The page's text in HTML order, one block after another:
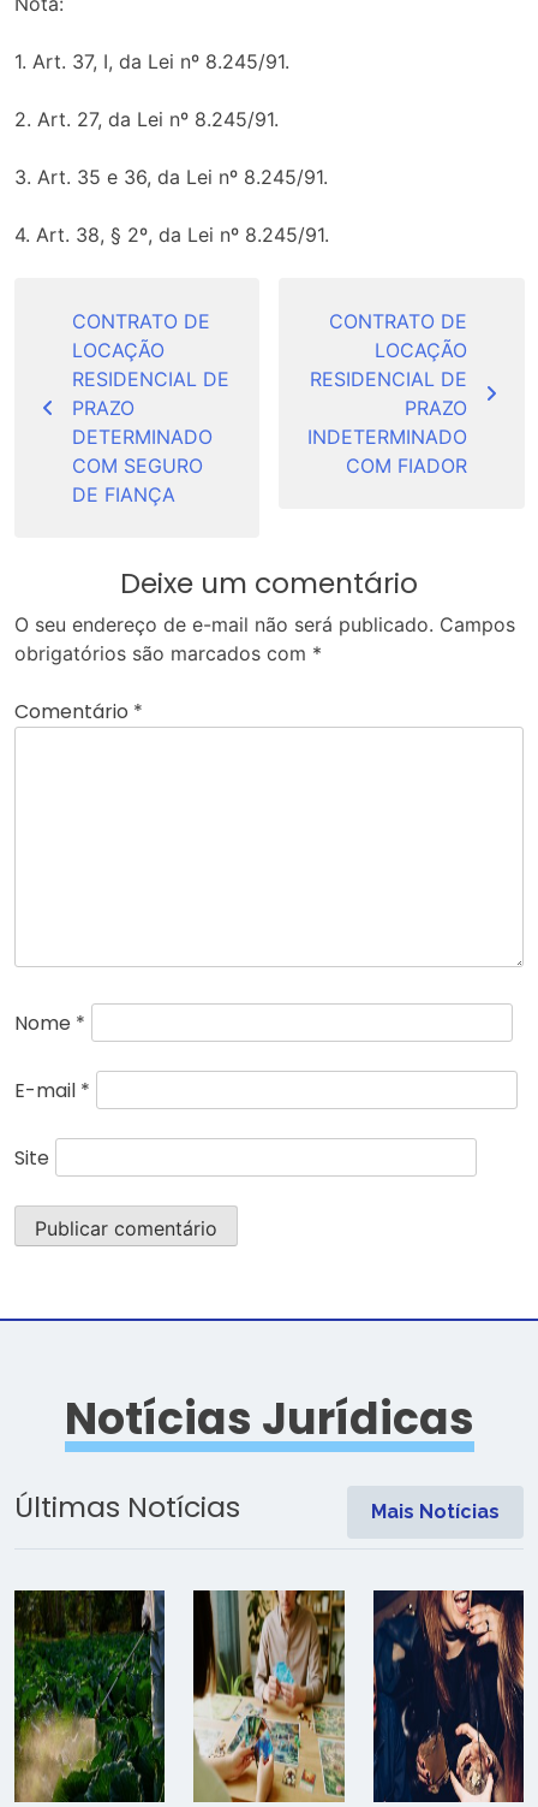
1. Art. 37, I, da Lei nº 8.245/91.
2. Art. 27, da Lei nº 8.245/91.
3. Art. 35 e 36, da Lei nº 8.245/91.
4. Art. 38, § 2º, da Lei nº 8.245/91.
Post
CONTRATO DE
LOCAÇÃO
RESIDENCIAL DE
PRAZO
DETERMINADO
COM SEGURO
DE FIANÇA
CONTRATO DE
LOCAÇÃO
RESIDENCIAL DE
PRAZO
INDETERMINADO
COM FIADOR
Deixe um comentário
O seu endereço de e-mail não será publicado. Campos
obrigatórios são marcados com *
Comentário *
Nome *
E-mail *
Site
Notícias Jurídicas
Últimas Notícias Mais Notícias